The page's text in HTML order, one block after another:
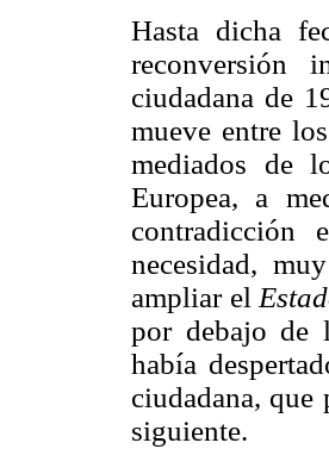
Hasta dicha
reconversión
ciudadana de
mueve entre
mediados de
Europea, a
contradicción
necesidad,
ampliar el
por debajo de
había
ciudadana,
siguiente.